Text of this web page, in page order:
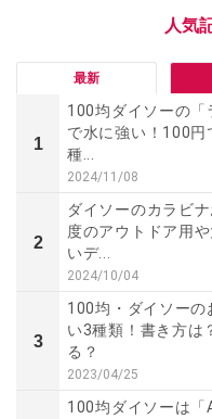
最新
1
100均ダイソーの「
で水に強い！100円
種...
2024/11/08
2
ダイソーのカラビ
度のアウトドア用
いデ...
2024/10/04
3
100均・ダイソーの
い3種類！書き方は
る？
2023/04/25
100均ダイソーは